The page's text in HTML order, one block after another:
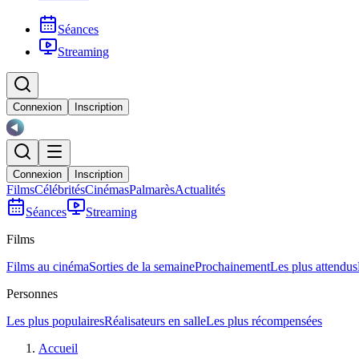
Séances
Streaming
Connexion Inscription
Connexion Inscription
FilmsCélébritésCinémasPalmarèsActualités
Séances
Streaming
Films
Films au cinémaSorties de la semaineProchainementLes plus attendus
Personnes
Les plus populairesRéalisateurs en salleLes plus récompensées
Accueil